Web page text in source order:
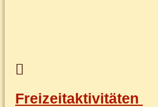
Freizeitaktivitäten